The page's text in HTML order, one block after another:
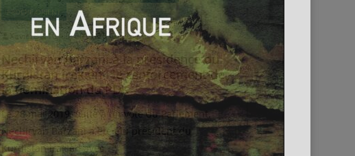
PROCHE-ORIENT
XavierB 10 juin 2019 0 Comments
Nechirvan Barzani à la présidence du
Kurdistan irakien : le renforcement de
la domination du PDK
Le 28 mai 2019, suite à un vote du Parlement,
Nechirvan Barzani a été élu président du
Kurdistan irakien avec